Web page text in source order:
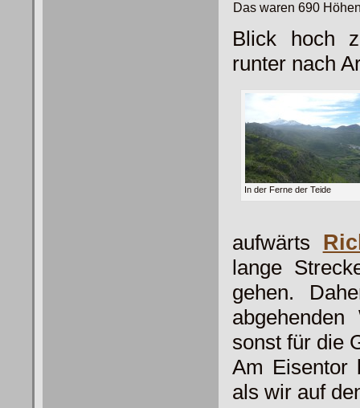
Das waren 690
Blick hoch
runter nach
In der Ferne der Teide
aufwärts
lange
gehen.
sonst für die
Am Eisentor
als wir auf